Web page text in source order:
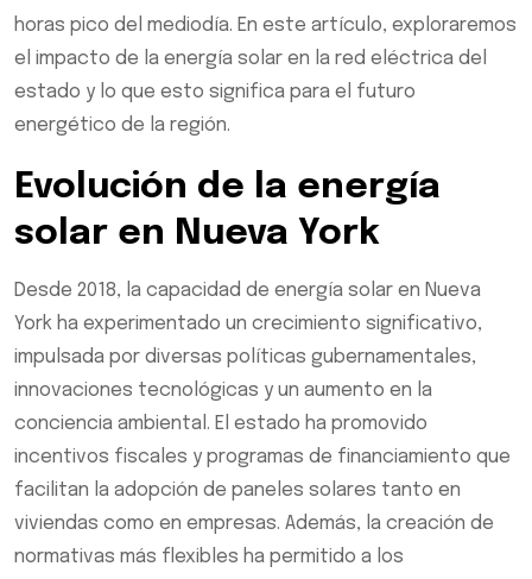
horas pico del mediodía. En este artículo, exploraremos
el impacto de la energía solar en la red eléctrica del
estado y lo que esto significa para el futuro
energético de la región.
Evolución de la energía
solar en Nueva York
Desde 2018, la capacidad de energía solar en Nueva
York ha experimentado un crecimiento significativo,
impulsada por diversas políticas gubernamentales,
innovaciones tecnológicas y un aumento en la
conciencia ambiental. El estado ha promovido
incentivos fiscales y programas de financiamiento que
facilitan la adopción de paneles solares tanto en
viviendas como en empresas. Además, la creación de
normativas más flexibles ha permitido a los